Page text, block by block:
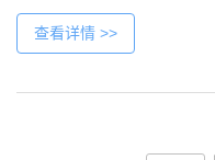
查看详情 >>